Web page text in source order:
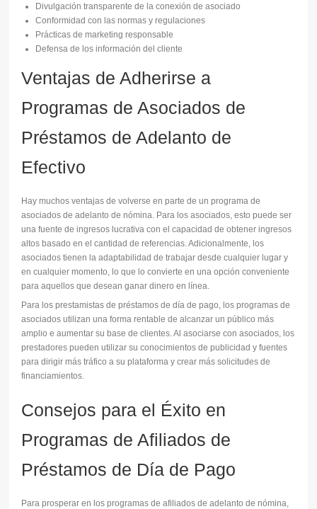
Divulgación transparente de la conexión de asociado
Conformidad con las normas y regulaciones
Prácticas de marketing responsable
Defensa de los información del cliente
Ventajas de Adherirse a
Programas de Asociados de
Préstamos de Adelanto de
Efectivo
Hay muchos ventajas de volverse en parte de un programa de
asociados de adelanto de nómina. Para los asociados, esto puede ser
una fuente de ingresos lucrativa con el capacidad de obtener ingresos
altos basado en el cantidad de referencias. Adicionalmente, los
asociados tienen la adaptabilidad de trabajar desde cualquier lugar y
en cualquier momento, lo que lo convierte en una opción conveniente
para aquellos que desean ganar dinero en línea.
Para los prestamistas de préstamos de día de pago, los programas de
asociados utilizan una forma rentable de alcanzar un público más
amplio e aumentar su base de clientes. Al asociarse con asociados, los
prestadores pueden utilizar su conocimientos de publicidad y fuentes
para dirigir más tráfico a su plataforma y crear más solicitudes de
financiamientos.
Consejos para el Éxito en
Programas de Afiliados de
Préstamos de Día de Pago
Para prosperar en los programas de afiliados de adelanto de nómina,